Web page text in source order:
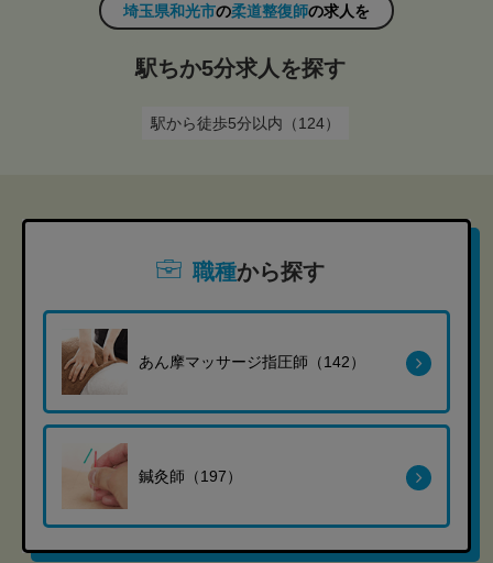
埼玉県和光市の柔道整復師の求人を
駅ちか5分求人を探す
駅から徒歩5分以内（124）
職種から探す
あん摩マッサージ指圧師（142）
鍼灸師（197）